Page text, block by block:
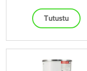
Tutustu